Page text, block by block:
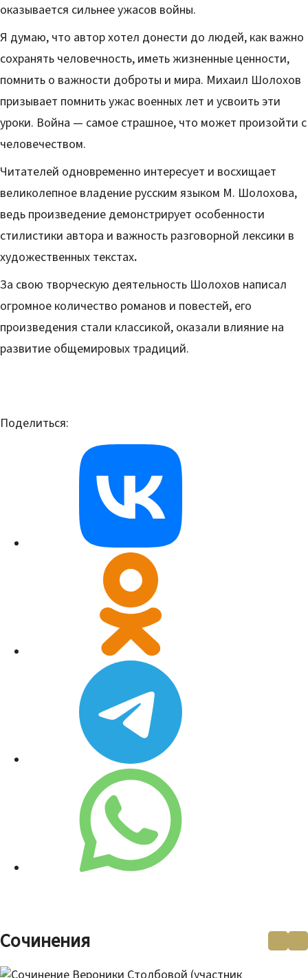
оказывается сильнее ужасов войны.
Я думаю, что автор хотел донести до людей, как важно
сохранять человечность, иметь жизненные ценности,
помнить о важности доброты и мира. Михаил Шолохов
призывает помнить ужас военных лет и усвоить эти
уроки. Война — самое страшное, что может произойти с
человечеством.
Читателей одновременно интересует и восхищает
великолепное владение русским языком М. Шолохова,
ведь произведение демонстрирует особенности
стилистики автора и важность разговорной лексики в
художественных текстах.
За свою творческую деятельность Шолохов написал
огромное количество романов и повестей, его
произведения стали классикой, оказали влияние на
развитие общемировых традиций.
Поделиться:
Сочинения